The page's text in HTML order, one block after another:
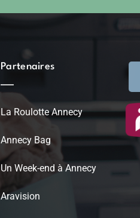
Partenaires
La Roulotte Annecy
Annecy Bag
Un Week-end à Annecy
Aravision